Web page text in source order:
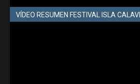
VÍDEO RESUMEN FESTIVAL ISLA